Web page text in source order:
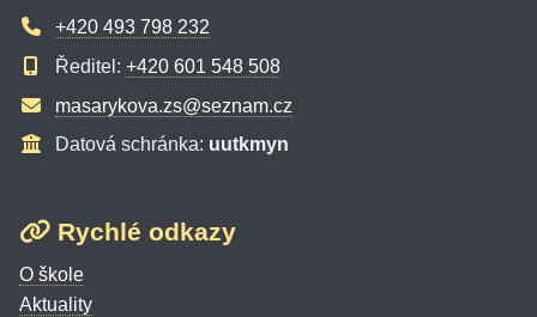
+420 493 798 232
Ředitel: +420 601 548 508
masarykova.zs@seznam.cz
Datová schránka: uutkmyn
Rychlé odkazy
O škole
Aktuality